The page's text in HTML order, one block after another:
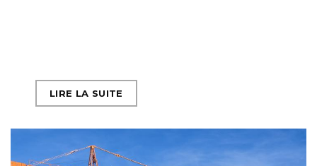
LIRE LA SUITE